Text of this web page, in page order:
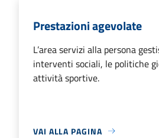
Prestazioni agevolate
L’area servizi alla persona
interventi sociali, le politiche
attività sportive.
VAI ALLA PAGINA